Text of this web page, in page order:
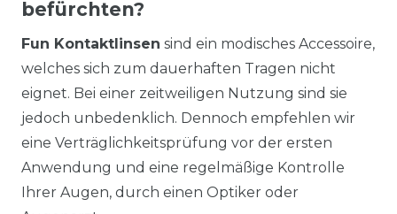
befürchten?
Fun Kontaktlinsen sind ein modisches Accessoire,
welches sich zum dauerhaften Tragen nicht
eignet. Bei einer zeitweiligen Nutzung sind sie
jedoch unbedenklich. Dennoch empfehlen wir
eine Verträglichkeitsprüfung vor der ersten
Anwendung und eine regelmäßige Kontrolle
Ihrer Augen, durch einen Optiker oder